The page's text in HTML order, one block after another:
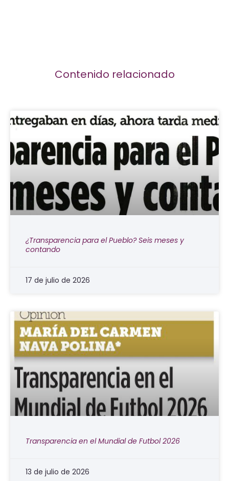
Contenido relacionado
¿Transparencia para el Pueblo? Seis meses y
contando
17 de julio de 2026
Transparencia en el Mundial de Futbol 2026
13 de julio de 2026